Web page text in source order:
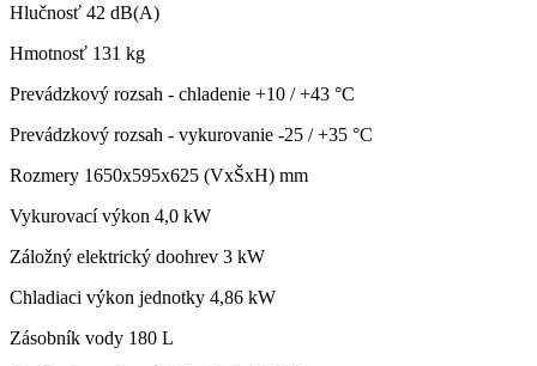
Hlučnosť 42 dB(A)
Hmotnosť 131 kg
Prevádzkový rozsah - chladenie +10 / +43 °C
Prevádzkový rozsah - vykurovanie -25 / +35 °C
Rozmery 1650x595x625 (VxŠxH) mm
Vykurovací výkon 4,0 kW
Záložný elektrický doohrev 3 kW
Chladiaci výkon jednotky 4,86 kW
Zásobník vody 180 L